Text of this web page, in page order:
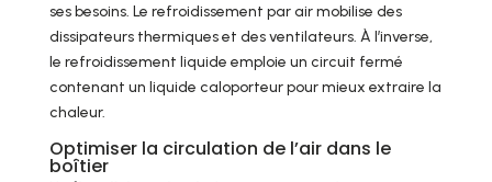
ses besoins. Le refroidissement par air mobilise des
dissipateurs thermiques et des ventilateurs. À l’inverse,
le refroidissement liquide emploie un circuit fermé
contenant un liquide caloporteur pour mieux extraire la
chaleur.
Optimiser la circulation de l’air dans le
boîtier